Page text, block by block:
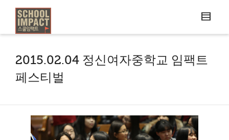
2015.02.04 정신여자중학교 임팩트
페스티벌